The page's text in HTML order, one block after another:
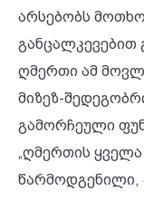
არსებობს
განცალკევებით
ღმერთი ამ
მიზეზ-
გამორჩეული
„ღმერთის ყველა
წარმოდგენილი,